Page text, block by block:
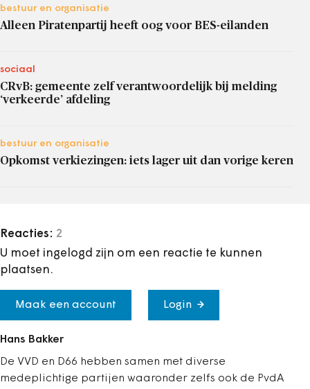
bestuur en organisatie
Alleen Piratenpartij heeft oog voor BES-eilanden
sociaal
CRvB: gemeente zelf verantwoordelijk bij melding
‘verkeerde’ afdeling
bestuur en organisatie
Opkomst verkiezingen: iets lager uit dan vorige keren
Reacties: 2
U moet ingelogd zijn om een reactie te kunnen
plaatsen.
Maak een account Login
Hans Bakker
De VVD en D66 hebben samen met diverse
medeplichtige partijen waaronder zelfs ook de PvdA